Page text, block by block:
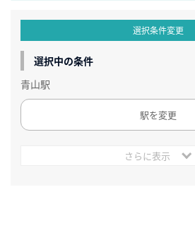
選択条件変更
選択中の条件
青山駅
駅を変更
さらに表示